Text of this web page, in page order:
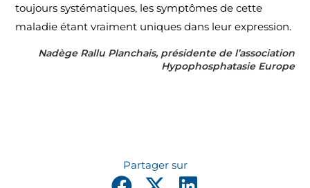
toujours systématiques, les symptômes de cette
maladie étant vraiment uniques dans leur expression.
Nadège Rallu Planchais, présidente de l’association
Hypophosphatasie Europe